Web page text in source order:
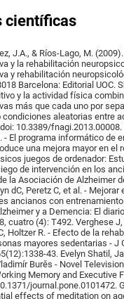
científicas
J.A., & Ríos-Lago, M.
y la rehabilitación
y rehabilitación
Barcelona: Editorial UOC.
y la actividad física
más que cada uno por
aleatorias entre
10.3389/fnagi.2013.00008.
- El programa informático de
una mejora mayor en el
juegos de ordenador:
de intervención en los
la Asociación de Alzheimer
dC, Peretz C, et al. - Mejorar
ancianos con
y a Demencia: El
cuatro (4): T492. Verghese
Holtzer R. - Efecto de la
mayores sedentarias - J
43. Evelyn Shatil,
Burěs - Novel
Memory and Executive
journal.pone.0101472.
effects of meditation on